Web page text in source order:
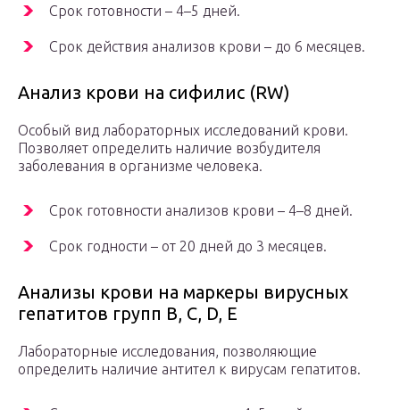
Срок готовности – 4–5 дней.
Срок действия анализов крови – до 6 месяцев.
Анализ крови на сифилис (RW)
Особый вид лабораторных исследований крови.
Позволяет определить наличие возбудителя
заболевания в организме человека.
Срок готовности анализов крови – 4–8 дней.
Срок годности – от 20 дней до 3 месяцев.
Анализы крови на маркеры вирусных
гепатитов групп В, С, D, E
Лабораторные исследования, позволяющие
определить наличие антител к вирусам гепатитов.